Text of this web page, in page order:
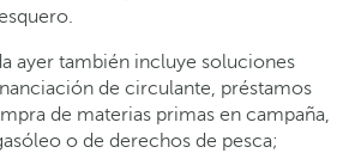
ayer también incluye soluciones
de circulante, préstamos
de materias primas en campaña,
o de derechos de pesca;